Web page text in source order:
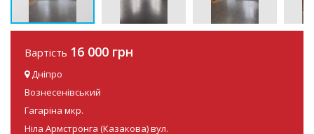
Вартість 16 000 грн
Дніпро
Вознесенівський
Гагаріна мкр.
Ніла Армстронга (Казакова) вул.